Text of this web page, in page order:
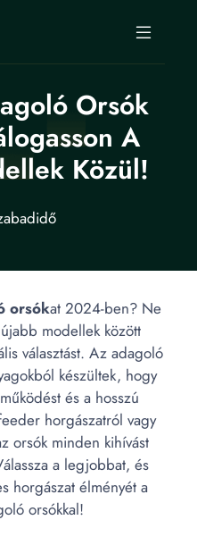
Orsók
A
Közül!
orsókat 2024-ben? Ne
modellek között
választást. Az adagoló
készültek, hogy
és a hosszú
horgászatról vagy
orsók minden kihívást
a legjobbat, és
horgászat élményét a
orsókkal!